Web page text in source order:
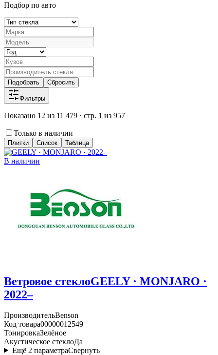
Подбор по авто
Подобрать Сбросить
Фильтры
Показано 12 из 11 479 · стр. 1 из 957
Только в наличии
Плитки Список Таблица
В наличии
Ветровое стеклоGEELY · MONJARO ·
2022–
ПроизводительBenson
Код товара00000012549
ТонировкаЗелёное
Акустическое стеклоДа
Ещё 2 параметраСвернуть